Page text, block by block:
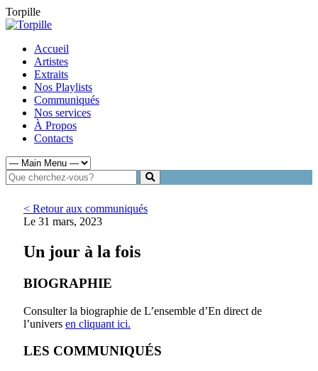
Torpille
Accueil
Artistes
Extraits
Nos Playlists
Communiqués
Nos services
À Propos
Contacts
< Retour aux communiqués
Le 31 mars, 2023
Un jour à la fois
BIOGRAPHIE
Consulter la biographie de L’ensemble d’En direct de
l’univers en cliquant ici.
LES COMMUNIQUÉS